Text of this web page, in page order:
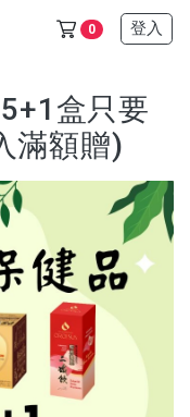
0 登入
此活動不列入滿額贈)
選十件1000元)
元，任選三件1200
盒只要
滿額贈)